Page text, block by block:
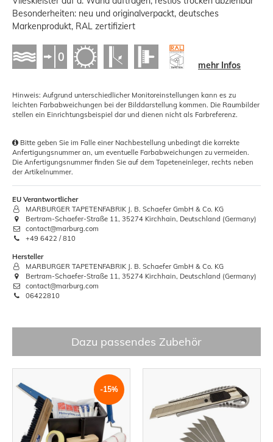
Besonderheiten: neu und originalverpackt, deutsches
Markenprodukt, RAL zertifiziert
mehr Infos
Hinweis: Aufgrund unterschiedlicher Monitoreinstellungen kann es zu
leichten Farbabweichungen bei der Bilddarstellung kommen. Die Raumbilder
stellen ein Einrichtungsbeispiel dar und dienen nicht als Farbreferenz.
Bitte geben Sie im Falle einer Nachbestellung unbedingt die korrekte
Anfertigungsnummer an, um eventuelle Farbabweichungen zu vermeiden.
Die Anfertigungsnummer finden Sie auf dem Tapeteneinleger, rechts neben
der Artikelnummer.
EU Verantwortlicher
MARBURGER TAPETENFABRIK J. B. Schaefer GmbH & Co. KG
Bertram-Schaefer-Straße 11, 35274 Kirchhain, Deutschland (Germany)
contact@marburg.com
+49 6422 / 810
Hersteller
MARBURGER TAPETENFABRIK J. B. Schaefer GmbH & Co. KG
Bertram-Schaefer-Straße 11, 35274 Kirchhain, Deutschland (Germany)
contact@marburg.com
06422810
Dazu passendes Zubehör
-15%